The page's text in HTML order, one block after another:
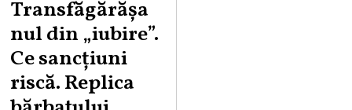
7
,
Transfăgărășa
nul din „iubire”.
Ce sancțiuni
riscă. Replica